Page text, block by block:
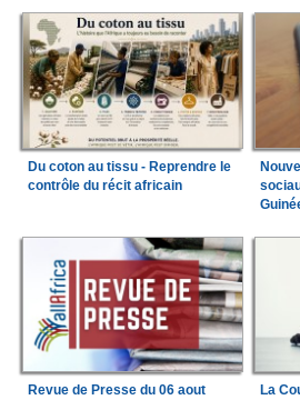
Du coton au tissu - Reprendre le
contrôle du récit africain
Revue de Presse du 06 aout
La